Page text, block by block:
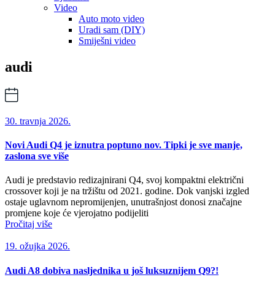
Video
Auto moto video
Uradi sam (DIY)
Smiješni video
audi
30. travnja 2026.
Novi Audi Q4 je iznutra poptuno nov. Tipki je sve manje,
zaslona sve više
Audi je predstavio redizajnirani Q4, svoj kompaktni električni
crossover koji je na tržištu od 2021. godine. Dok vanjski izgled
ostaje uglavnom nepromijenjen, unutrašnjost donosi značajne
promjene koje će vjerojatno podijeliti
Pročitaj više
19. ožujka 2026.
Audi A8 dobiva nasljednika u još luksuznijem Q9?!